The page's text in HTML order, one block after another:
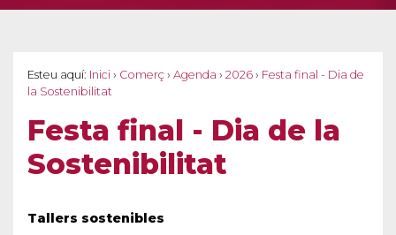
Esteu aquí: Inici › Comerç › Agenda › 2026 › Festa final - Dia de
la Sostenibilitat
Festa final - Dia de la
Sostenibilitat
Tallers sostenibles